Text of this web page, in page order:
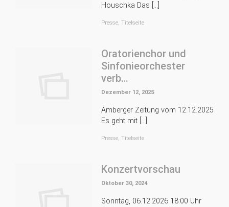
Houschka Das […]
Presse, Titelseite
Oratorienchor und
Sinfonieorchester
verb…
Dezember 12, 2025
Amberger Zeitung vom 12.12.2025
Es geht mit […]
Presse, Titelseite
Konzertvorschau
Oktober 30, 2024
Sonntag, 06.12.2026 18:00 Uhr